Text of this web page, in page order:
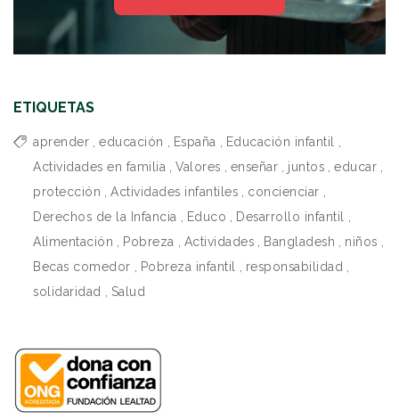
ETIQUETAS
aprender educación España Educación infantil
Actividades en familia
Valores enseñar juntos educar
protección
Actividades infantiles concienciar
Derechos de la Infancia
Educo Desarrollo infantil
Alimentación
Pobreza Actividades Bangladesh niños
Becas comedor
Pobreza infantil responsabilidad
solidaridad
Salud